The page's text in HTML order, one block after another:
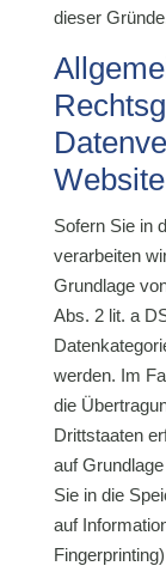
dieser
Website
Sofern Sie in
verarbeiten
Grundlage
Abs. 2 lit. a
werden. Im
die
Drittstaaten
auf
Sie in die
auf